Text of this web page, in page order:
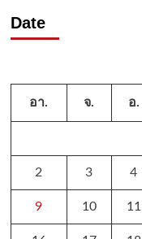
Date
อา. จ. อ.
2 3 4
9 10 11